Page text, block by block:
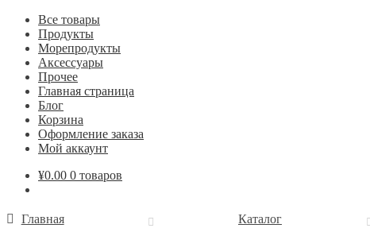
Все товары
Продукты
Морепродукты
Аксессуары
Прочее
Главная страница
Блог
Корзина
Оформление заказа
Мой аккаунт
¥0.00 0 товаров
Главная Каталог